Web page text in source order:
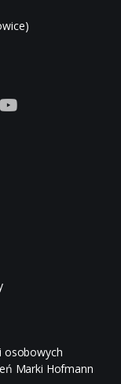
osobowych
Marki Hofmann